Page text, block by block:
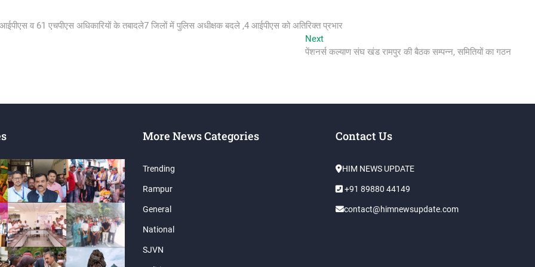
व 61 एचपीएस अधिकारियों के तबादले7 जिलों में पुलिस अधीक्षक बदले ,4 आईपीएस को अतिरिक्त प्रभार
NextNext
post:
पेंशनर्स कल्याण संघ खंड रामपुर की बैठक सम्पन्न, समितियों का गठन
More News Categories
Trending
Rampur
General
National
SJVN
Contact Us
HIM NEWS UPDATE
+91 89880 44149
contact@himnewsupdate.com